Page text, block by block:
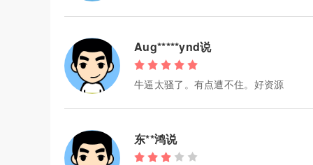
Aug*****ynd说
牛逼太骚了。有点遭不住。好资源
东**鸿说